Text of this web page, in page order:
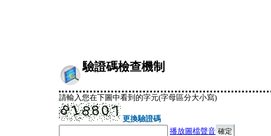
驗證碼檢查機制
請輸入您在下圖中看到的字元(字母區分大小寫)
更換驗證碼
播放圖檔聲音